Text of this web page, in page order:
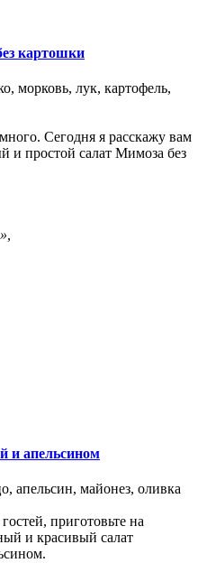
картошки
морковь, лук, картофель,
Сегодня я расскажу вам
и простой салат Мимоза без
и апельсином
апельсин, майонез, оливка
приготовьте на
и красивый салат